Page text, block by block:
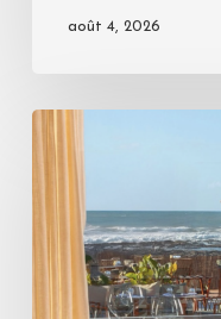
août 4, 2026